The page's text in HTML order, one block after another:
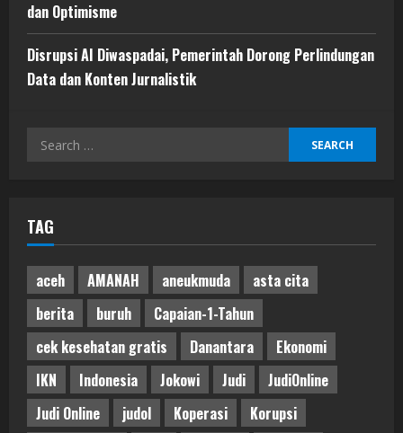
dan Optimisme
Disrupsi AI Diwaspadai, Pemerintah Dorong Perlindungan
Data dan Konten Jurnalistik
Search
TAG
aceh AMANAH aneukmuda
asta cita
berita
buruh
Capaian-1-Tahun
cek kesehatan gratis
Danantara
Ekonomi
IKN
Indonesia Jokowi Judi
JudiOnline
Judi Online
judol Koperasi Korupsi